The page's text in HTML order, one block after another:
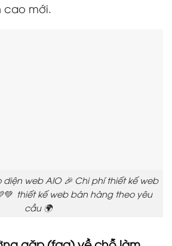
cao mới.
diện web AIO 🎉 Chi phí thiết kế web
thiết kế web bán hàng theo yêu
cầu 🌍